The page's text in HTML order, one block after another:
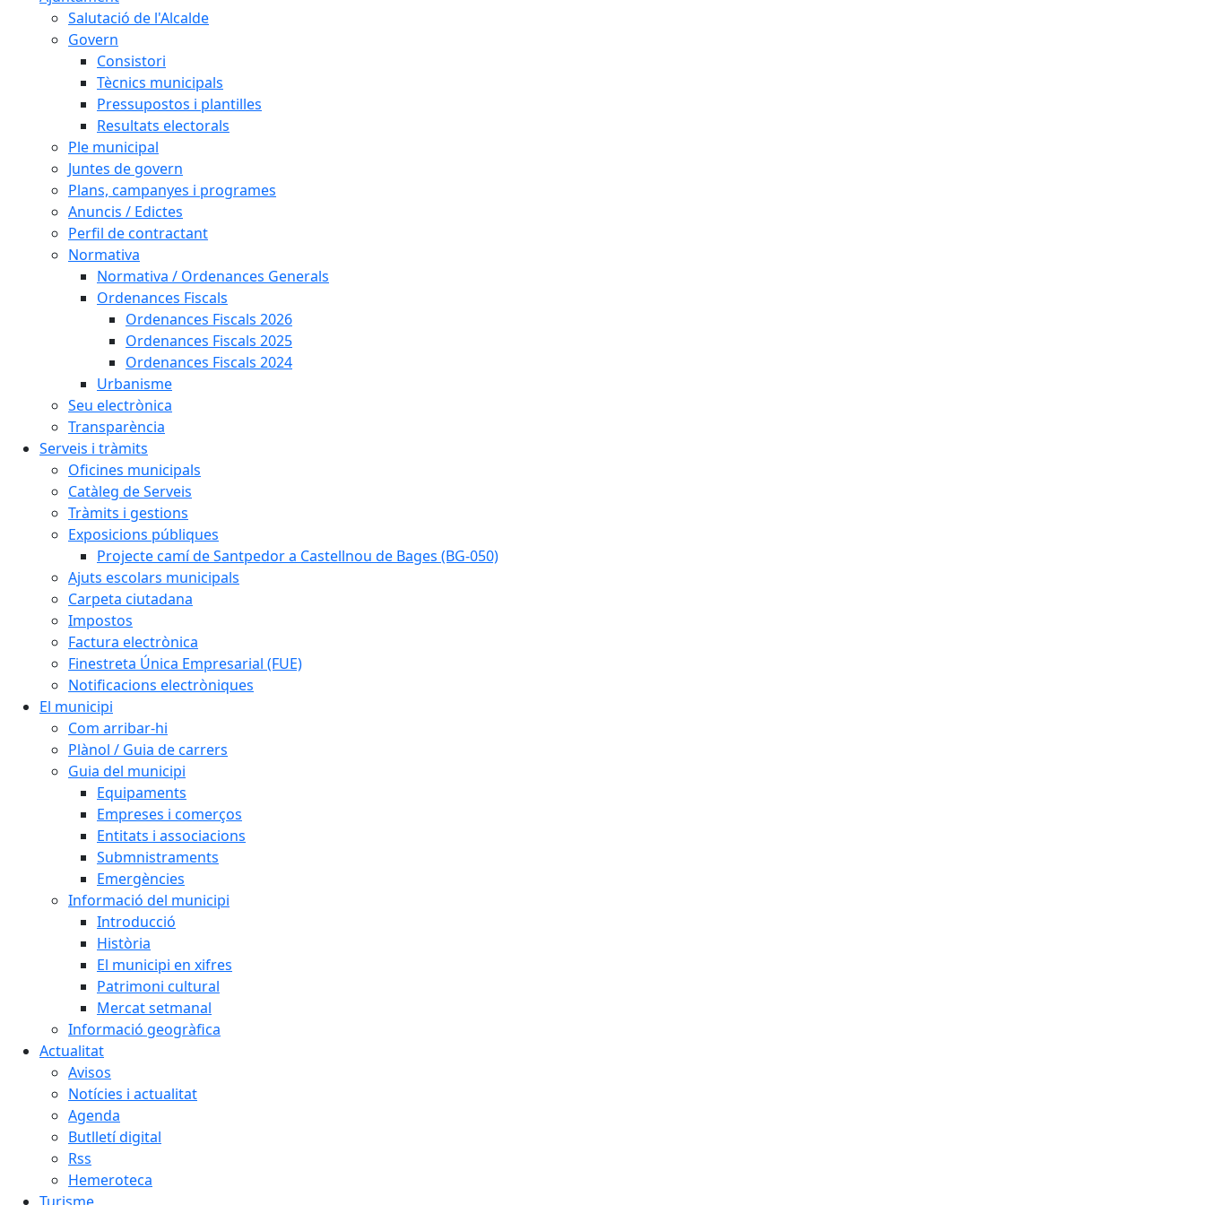
Salutació de l'Alcalde
Govern
Consistori
Tècnics municipals
Pressupostos i plantilles
Resultats electorals
Ple municipal
Juntes de govern
Plans, campanyes i programes
Anuncis / Edictes
Perfil de contractant
Normativa
Normativa / Ordenances Generals
Ordenances Fiscals
Ordenances Fiscals 2026
Ordenances Fiscals 2025
Ordenances Fiscals 2024
Urbanisme
Seu electrònica
Transparència
Serveis i tràmits
Oficines municipals
Catàleg de Serveis
Tràmits i gestions
Exposicions públiques
Projecte camí de Santpedor a Castellnou de Bages (BG-050)
Ajuts escolars municipals
Carpeta ciutadana
Impostos
Factura electrònica
Finestreta Única Empresarial (FUE)
Notificacions electròniques
El municipi
Com arribar-hi
Plànol / Guia de carrers
Guia del municipi
Equipaments
Empreses i comerços
Entitats i associacions
Submnistraments
Emergències
Informació del municipi
Introducció
Història
El municipi en xifres
Patrimoni cultural
Mercat setmanal
Informació geogràfica
Actualitat
Avisos
Notícies i actualitat
Agenda
Butlletí digital
Rss
Hemeroteca